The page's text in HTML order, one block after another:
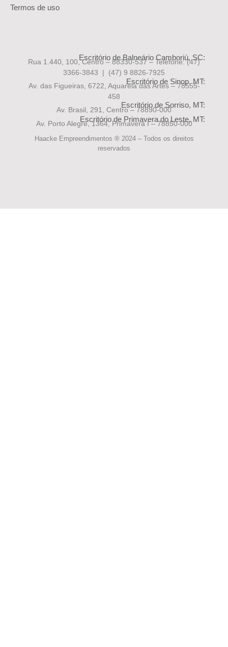
Termos de uso
Escritório de Balneário Camboriú, SC:
Rua 1.440, 100, Centro – 88330-537 – Telefone:(47)
3366-3843 | (47) 9 8826-7925
Escritório de Sinop, MT:
Av. das Figueiras, 6722, Aquarela das Artes – 78555-
458
Escritório de Sorriso, MT:
Av. Brasil, 291, Centro – 78890-000
Escritório de Primavera do Leste, MT:
Av. Porto Alegre, 1364, Primavera I – 78850-000
Haacke Empreendimentos ® 2024 – Todos os direitos
reservados